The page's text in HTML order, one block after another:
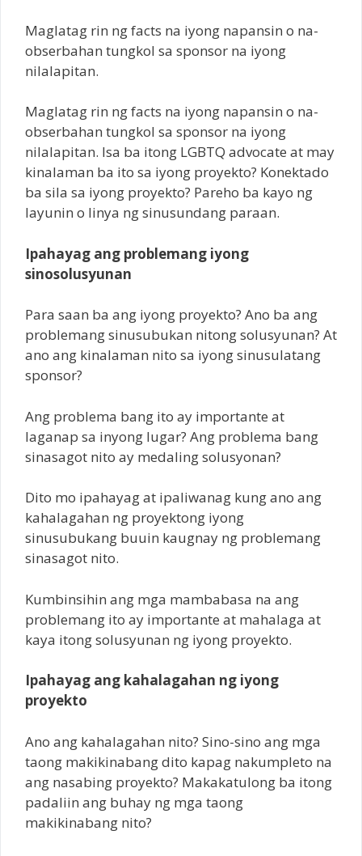
Maglatag rin ng facts na iyong napansin o na-
obserbahan tungkol sa sponsor na iyong
nilalapitan.
Maglatag rin ng facts na iyong napansin o na-
obserbahan tungkol sa sponsor na iyong
nilalapitan. Isa ba itong LGBTQ advocate at may
kinalaman ba ito sa iyong proyekto? Konektado
ba sila sa iyong proyekto? Pareho ba kayo ng
layunin o linya ng sinusundang paraan.
Ipahayag ang problemang iyong
sinosolusyunan
Para saan ba ang iyong proyekto? Ano ba ang
problemang sinusubukan nitong solusyunan? At
ano ang kinalaman nito sa iyong sinusulatang
sponsor?
Ang problema bang ito ay importante at
laganap sa inyong lugar? Ang problema bang
sinasagot nito ay medaling solusyonan?
Dito mo ipahayag at ipaliwanag kung ano ang
kahalagahan ng proyektong iyong
sinusubukang buuin kaugnay ng problemang
sinasagot nito.
Kumbinsihin ang mga mambabasa na ang
problemang ito ay importante at mahalaga at
kaya itong solusyunan ng iyong proyekto.
Ipahayag ang kahalagahan ng iyong
proyekto
Ano ang kahalagahan nito? Sino-sino ang mga
taong makikinabang dito kapag nakumpleto na
ang nasabing proyekto? Makakatulong ba itong
padaliin ang buhay ng mga taong
makikinabang nito?